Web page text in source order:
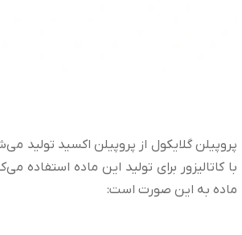
با کاتالیزور برای تولید این ماده
ماده به این صورت است: